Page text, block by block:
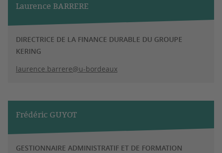
Laurence BARRERE
DIRECTRICE DE LA FINANCE DURABLE DU GROUPE
KERING
laurence.barrere@u-bordeaux
Frédéric GUYOT
GESTIONNAIRE ADMINISTRATIF ET DE FORMATION